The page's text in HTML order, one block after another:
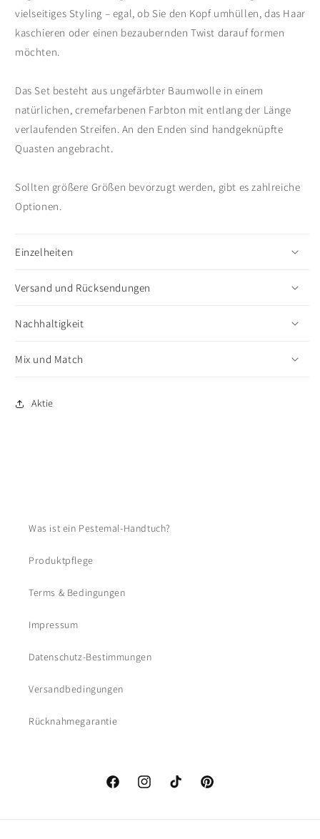
vielseitiges Styling – egal, ob Sie den Kopf umhüllen, das Haar
kaschieren oder einen bezaubernden Twist darauf formen
möchten.
Das Set besteht aus ungefärbter Baumwolle in einem
natürlichen, cremefarbenen Farbton mit entlang der Länge
verlaufenden Streifen. An den Enden sind handgeknüpfte
Quasten angebracht.
Sollten größere Größen bevorzugt werden, gibt es zahlreiche
Optionen.
Einzelheiten
Versand und Rücksendungen
Nachhaltigkeit
Mix und Match
Aktie
Was ist ein Pestemal-Handtuch?
Produktpflege
Terms & Bedingungen
Impressum
Datenschutz-Bestimmungen
Versandbedingungen
Rücknahmegarantie
FacebookInstagramTikTok Pinterest